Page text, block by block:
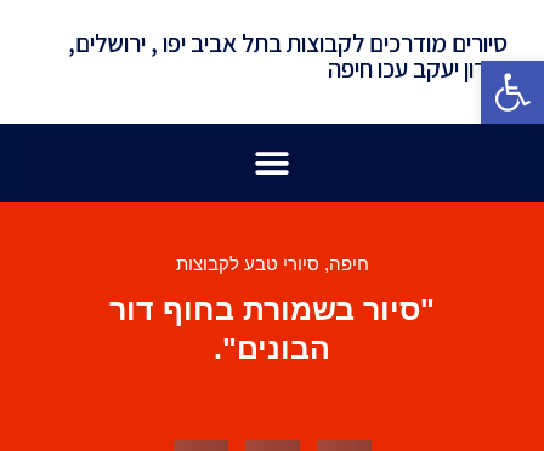
פתח סרגל נגישות
סיורים מודרכים לקבוצות בתל אביב יפו , ירושלים,
זכרון יעקב עכו חיפה
חיפה, סיורי טבע לקבוצות
"סיור בשמורת בחוף דור
הבונים".